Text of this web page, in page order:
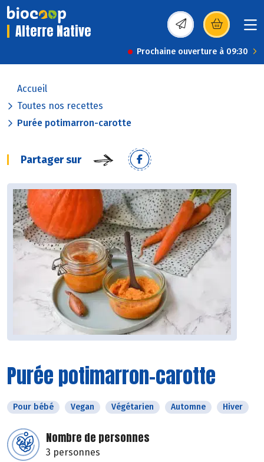
Alterre Native (s’ouvre dans une
Prochaine ouverture à 09:30
Accueil
Toutes nos recettes
Purée potimarron-carotte
Partager sur
Purée potimarron-carotte
Pour bébé Vegan Végétarien Automne Hiver
Nombre de personnes
3 personnes